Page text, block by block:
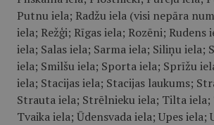
Putnu iela; Radžu iela (visi nepāra
iela; Režģi; Rīgas iela; Rozēni; Rudens
iela; Salas iela; Sarma iela; Siliņu iela;
iela; Smilšu iela; Sporta iela; Sprīžu
iela; Stacijas iela; Stacijas laukums;
Strauta iela; Strēlnieku iela; Tilta
Tvaika iela; Ūdensvada iela; Upes iela;